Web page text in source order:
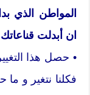
المواطن الذي
ان أبدلت
• حصل هذا
فكلنا نتغير و